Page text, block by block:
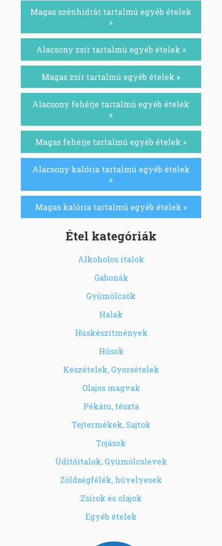
Magas szénhidrát tartalmú egyéb ételek
»
Alacsony zsír tartalmú egyéb ételek »
Magas zsír tartalmú egyéb ételek »
Alacsony fehérje tartalmú egyéb ételek
»
Magas fehérje tartalmú egyéb ételek »
Alacsony kalória tartalmú egyéb ételek
»
Magas kalória tartalmú egyéb ételek »
Étel kategóriák
Alkoholos italok
Gabonák
Gyümölcsök
Halak
Húskészítmények
Húsok
Készételek, Gyorsételek
Olajos magvak
Pékáru, tészta
Tejtermékek, Sajtok
Tojások
Üdítőitalok, Gyümölcslevek
Zöldségfélék, hüvelyesek
Zsírok és olajok
Egyéb ételek